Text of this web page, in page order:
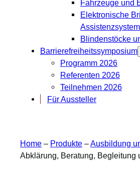
Fahrzeuge und
Elektronische
Blindenstöcke
Barrierefreiheitssymposium
Programm 2026
Referenten 2026
Teilnehmen 2026
Für Aussteller
Home – Produkte –Ausbildung
Abklärung, Beratung, Begleitung